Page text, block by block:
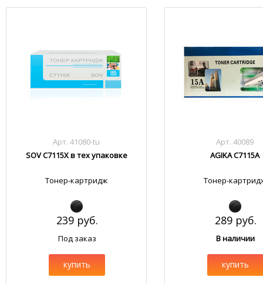
Арт. 41080-tu
SOV C7115X в тех упаковке
Тонер-картридж
239 руб.
Под заказ
купить
Арт. 40089
AGIKA C7115A
Тонер-
289 руб.
В наличии
купить